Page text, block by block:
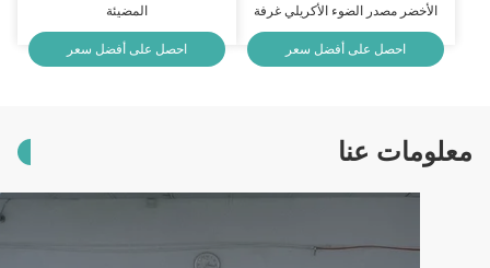
الأخضر مصدر الضوء الأكريلي غرفة
الحفلات ضوء حفل زفاف
احصل على أفضل سعر
المضيئة
احصل على أفضل سعر
معلومات عنا